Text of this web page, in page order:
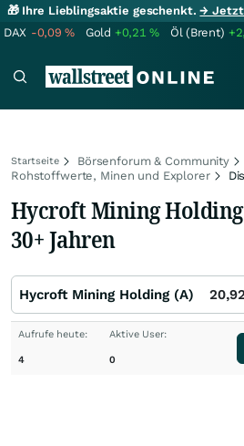
🎁 Ihre Lieblingsaktie geschenkt.→ Jetzt
DAX -0,09% Gold +0,21% Öl (Brent)
Startseite Börsenforum & Community
Rohstoffwerte, Minen und Explorer
Hycroft Mining
30+ Jahren
Hycroft Mining Holding (A)
Aufrufe heute:
4
Aktive User:
0